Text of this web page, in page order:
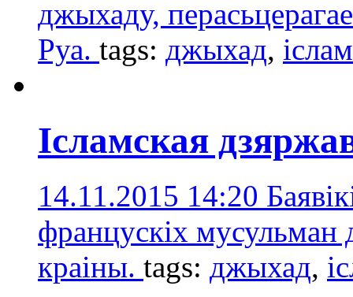
джыхаду,
Руа. tags: джыхад, іслам
Ісламская
14.11.2015 14:20
францускіх
краіны. tags: джыхад,